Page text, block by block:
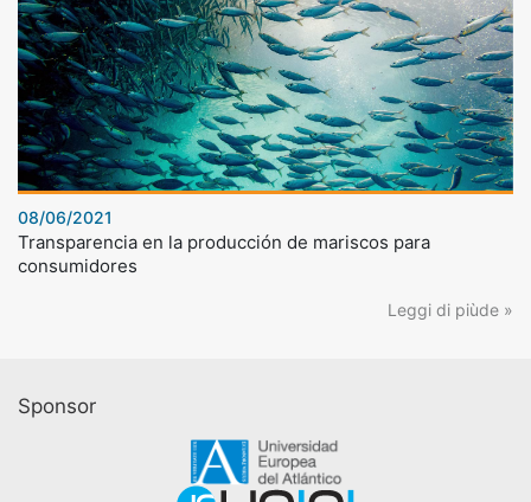
08/06/2021
Transparencia en la producción de mariscos para
consumidores
Leggi di piùde »
Sponsor